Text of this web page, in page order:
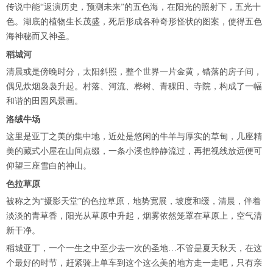
传说中能“返演历史，预测未来”的五色海，在阳光的照射下，五光十
色。湖底的植物生长茂盛，死后形成各种奇形怪状的图案，使得五色
海神秘而又神圣。
稻城河
清晨或是傍晚时分，太阳斜照，整个世界一片金黄，错落的房子间，
偶见炊烟袅袅升起。村落、河流、桦树、青稞田、寺院，构成了一幅
和谐的田园风景画。
洛绒牛场
这里是亚丁之美的集中地，近处是悠闲的牛羊与厚实的草甸，几座精
美的藏式小屋在山间点缀，一条小溪也静静流过，再把视线放远便可
仰望三座雪白的神山。
色拉草原
被称之为“摄影天堂”的色拉草原，地势宽展，坡度和缓，清晨，伴着
淡淡的青草香，阳光从草原中升起，烟雾依然笼罩在草原上，空气清
新干净。
稻城亚丁，一个一生之中至少去一次的圣地…不管是夏天秋天，在这
个最好的时节，赶紧骑上单车到这个这么美的地方走一走吧，只有亲